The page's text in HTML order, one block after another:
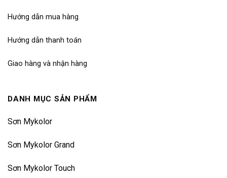
Hướng dẫn mua hàng
Hướng dẫn thanh toán
Giao hàng và nhận hàng
DANH MỤC SẢN PHẨM
Sơn Mykolor
Sơn Mykolor Grand
Sơn Mykolor Touch